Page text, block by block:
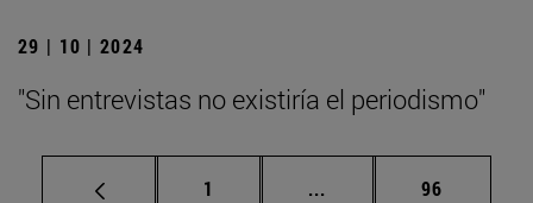
29 | 10 | 2024
"Sin entrevistas no existiría el periodismo"
Página
1 ... Páginas intermedias
Página
96